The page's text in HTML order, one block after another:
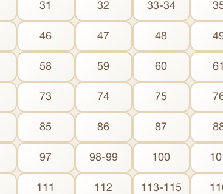
31 32 33-34
46 47 48
58 59 60 61
73 74 75
85 86 87
97 98-99 100
111 112 113-115